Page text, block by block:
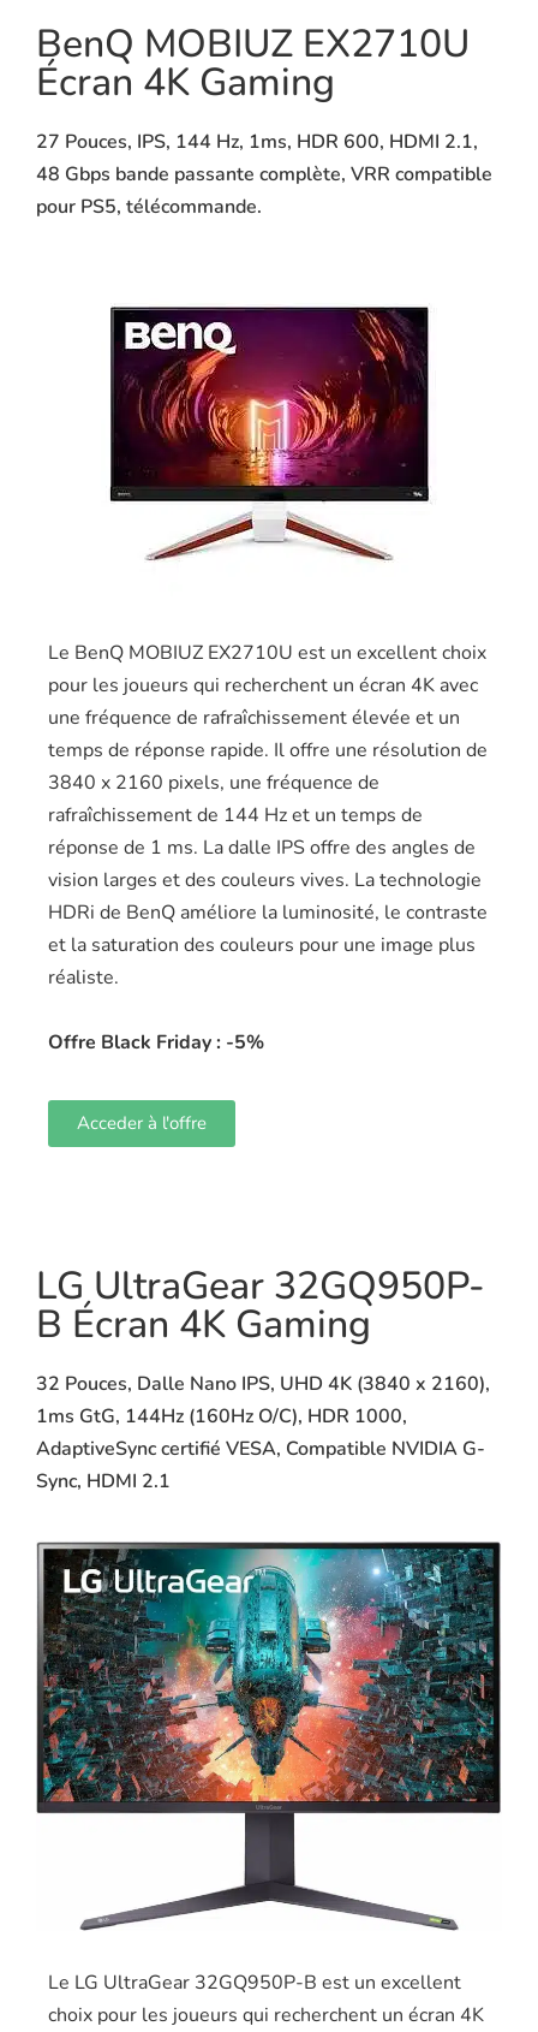
BenQ MOBIUZ EX2710U
Écran 4K Gaming
27 Pouces, IPS, 144 Hz, 1ms, HDR 600, HDMI 2.1,
48 Gbps bande passante complète, VRR compatible
pour PS5, télécommande.
Le BenQ MOBIUZ EX2710U est un excellent choix
pour les joueurs qui recherchent un écran 4K avec
une fréquence de rafraîchissement élevée et un
temps de réponse rapide. Il offre une résolution de
3840 x 2160 pixels, une fréquence de
rafraîchissement de 144 Hz et un temps de
réponse de 1 ms. La dalle IPS offre des angles de
vision larges et des couleurs vives. La technologie
HDRi de BenQ améliore la luminosité, le contraste
et la saturation des couleurs pour une image plus
réaliste.
Offre Black Friday : -5%
Acceder à l'offre
LG UltraGear 32GQ950P-
B Écran 4K Gaming
32 Pouces, Dalle Nano IPS, UHD 4K (3840 x 2160),
1ms GtG, 144Hz (160Hz O/C), HDR 1000,
AdaptiveSync certifié VESA, Compatible NVIDIA G-
Sync, HDMI 2.1
Le LG UltraGear 32GQ950P-B est un excellent
choix pour les joueurs qui recherchent un écran 4K